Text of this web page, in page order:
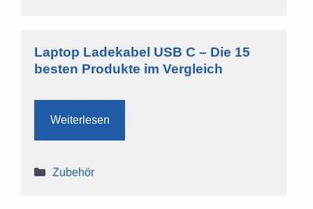
Laptop Ladekabel USB C – Die 15
besten Produkte im Vergleich
Weiterlesen
Kategorien
Zubehör